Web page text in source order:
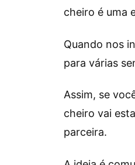
cheiro é uma
Quando nos
para várias
Assim, se
cheiro vai
parceira.